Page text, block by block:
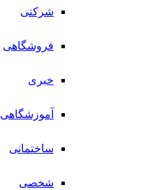
شرکتی
فروشگاهی
خبری
آموزشگاهی
ساختمانی
شخصی